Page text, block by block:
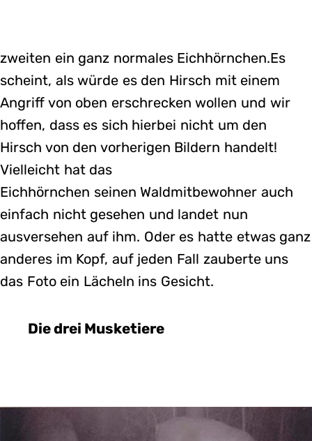
zweiten ein ganz normales Eichhörnchen.Es
scheint, als würde es den Hirsch mit einem
Angriff von oben erschrecken wollen und wir
hoffen, dass es sich hierbei nicht um den
Hirsch von den vorherigen Bildern handelt!
Vielleicht hat das
Eichhörnchen seinen Waldmitbewohner auch
einfach nicht gesehen und landet nun
ausversehen auf ihm. Oder es hatte etwas ganz
anderes im Kopf, auf jeden Fall zauberte uns
das Foto ein Lächeln ins Gesicht.
Die drei Musketiere